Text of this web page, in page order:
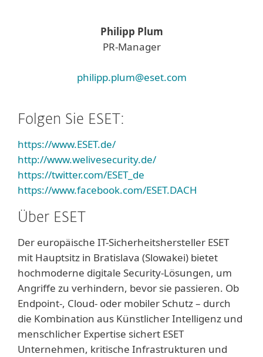
Philipp Plum
PR-Manager
philipp.plum@eset.com
Folgen Sie ESET:
https://www.ESET.de/
http://www.welivesecurity.de/
https://twitter.com/ESET_de
https://www.facebook.com/ESET.DACH
Über ESET
Der europäische IT-Sicherheitshersteller ESET
mit Hauptsitz in Bratislava (Slowakei) bietet
hochmoderne digitale Security-Lösungen, um
Angriffe zu verhindern, bevor sie passieren. Ob
Endpoint-, Cloud- oder mobiler Schutz – durch
die Kombination aus Künstlicher Intelligenz und
menschlicher Expertise sichert ESET
Unternehmen, kritische Infrastrukturen und